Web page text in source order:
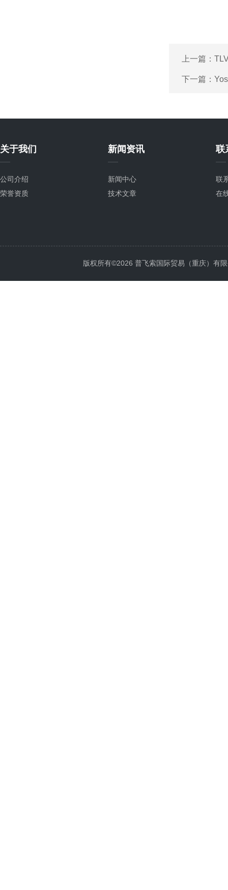
上一篇：
下一篇：
关于我们
公司介绍
荣誉资质
新闻资讯
新闻中心
技术文章
联
联
在
版权所有©2026 普飞索国际贸易（重庆）有